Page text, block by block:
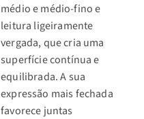
médio e médio-fino e
leitura ligeiramente
vergada, que cria uma
superfície contínua e
equilibrada. A sua
expressão mais fechada
favorece juntas